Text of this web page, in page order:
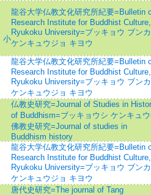
小
龍谷大学仏教文化研究所紀要=Bulletin
Research Institute for Buddhist Culture,
Ryukoku University=ブッキョウ ブンカ
ケンキュウジョ キヨウ
龍谷大学仏教文化研究所紀要=Bulletin
Research Institute for Buddhist Culture,
Ryukoku University=ブッキョウ ブンカ
ケンキュウジョ キヨウ
仏教史研究=Journal of Studies in
of Buddhism=ブッキョウシ ケンキュ
佛教史研究=Journal of studies in
Buddhism history
龍谷大学仏教文化研究所紀要=Bulletin
Research Institute for Buddhist Culture,
Ryukoku University=ブッキョウ ブンカ
ケンキュウジョ キヨウ
唐代史研究=The journal of Tang